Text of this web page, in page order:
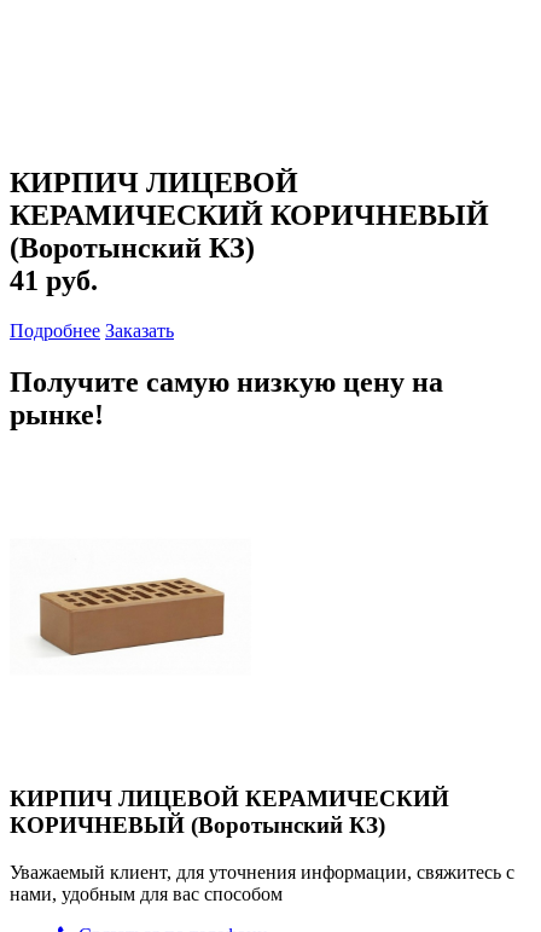
КИРПИЧ ЛИЦЕВОЙ
КЕРАМИЧЕСКИЙ КОРИЧНЕВЫЙ
(Воротынский КЗ)
41 руб.
Подробнее Заказать
Получите самую низкую цену на
рынке!
КИРПИЧ ЛИЦЕВОЙ КЕРАМИЧЕСКИЙ
КОРИЧНЕВЫЙ (Воротынский КЗ)
Уважаемый клиент, для уточнения информации, свяжитесь с
нами, удобным для вас способом